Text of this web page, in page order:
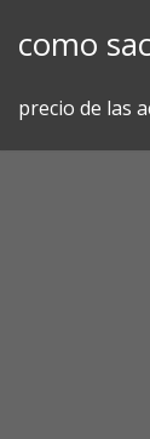
como
precio de las